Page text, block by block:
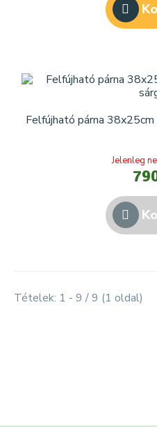
Felfújható párna
Jelenleg
Tételek: 1 - 9 / 9 (1 oldal)